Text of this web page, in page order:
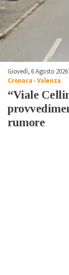
Giovedì, 6 Agosto 2026
Cronaca-Valenza
“Viale
rumore